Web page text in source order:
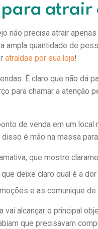
para atrair
não precisa atrair
ampla quantidade de
atraídas por sua loja!
É claro que não dá
para chamar a atenção
de venda em um
é mão na massa
que mostre
deixe claro qual é a
e as comunique de
alcançar o principal
que precisavam